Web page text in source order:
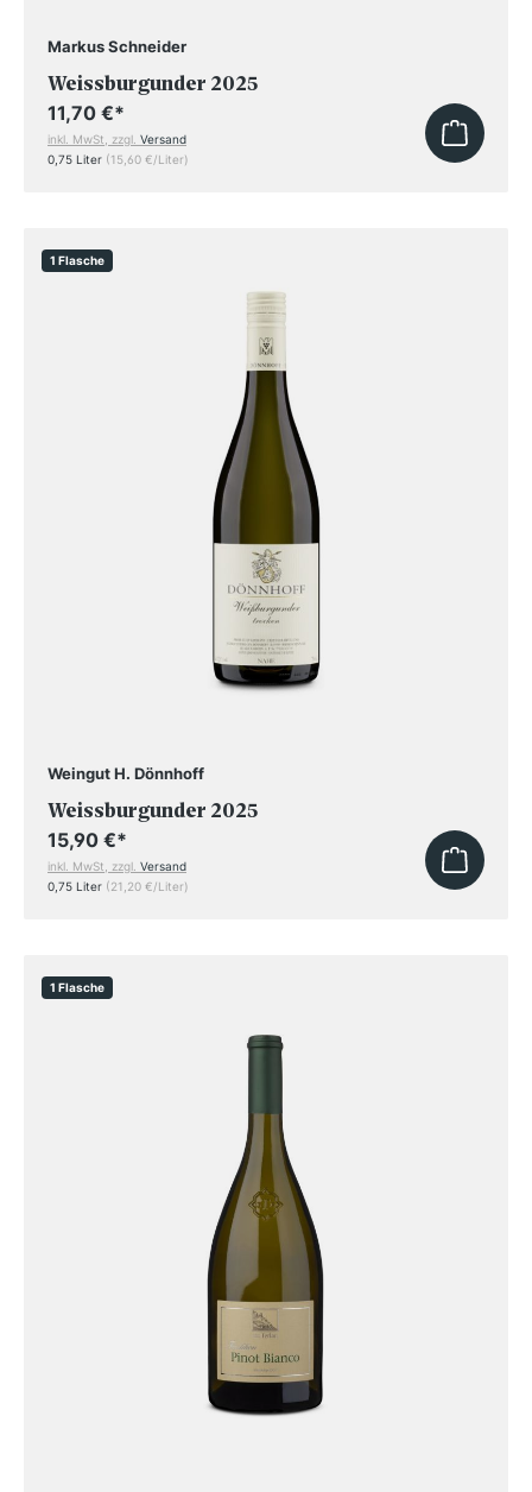
Markus Schneider
Weissburgunder 2025
11,70 €*
inkl. MwSt, zzgl. Versand
0,75 Liter (15,60 €/Liter)
1 Flasche
Weingut H. Dönnhoff
Weissburgunder 2025
15,90 €*
inkl. MwSt, zzgl. Versand
0,75 Liter (21,20 €/Liter)
1 Flasche